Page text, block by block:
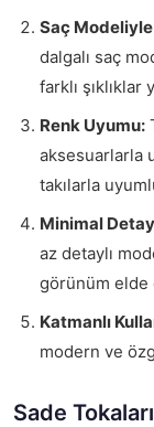
Saç
dalgalı saç
farklı
Renk Uyumu:
aksesuarlarla
takılarla
Minimal
az detaylı
görünüm elde
Katmanlı
modern ve
Sade